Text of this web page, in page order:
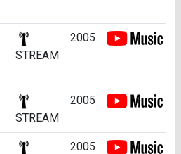
STREAM
2005
STREAM
2005
2005